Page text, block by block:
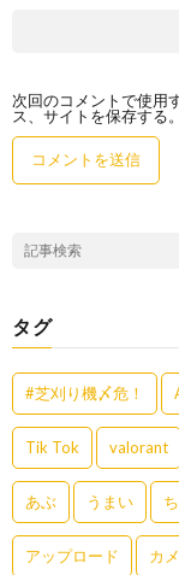
次回のコメントで使用
ス、サイトを保存する。
タグ
#芝刈り機〆危！
Tik Tok valorant
あぶ うまい
アップロード カ